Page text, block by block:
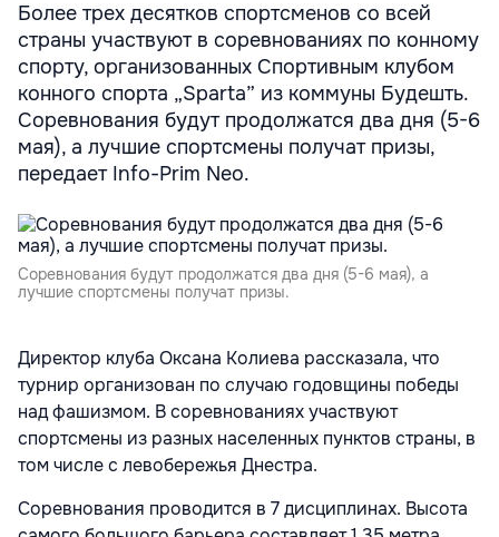
Более трех десятков спортсменов со всей
страны участвуют в соревнованиях по конному
спорту, организованных Спортивным клубом
конного спорта „Sparta” из коммуны Будешть.
Соревнования будут продолжатся два дня (5-6
мая), а лучшие спортсмены получат призы,
передает Info-Prim Neo.
Соревнования будут продолжатся два дня (5-6 мая), а
лучшие спортсмены получат призы.
Директор клуба Оксана Колиева рассказала, что
турнир организован по случаю годовщины победы
над фашизмом. В соревнованиях участвуют
спортсмены из разных населенных пунктов страны, в
том числе с левобережья Днестра.
Соревнования проводится в 7 дисциплинах. Высота